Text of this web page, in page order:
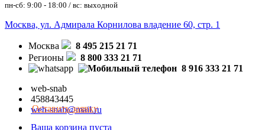
пн-сб: 9:00 - 18:00 / вс: выходной
Москва, ул. Адмирала Корнилова владение 60, стр. 1
Москва
8 495 215 21 71
Регионы
8 800 333 21 71
8 916 333 21 71
web-snab
458843445
web-snab@mail.ru
Оставить заявку
Ваша корзина пуста